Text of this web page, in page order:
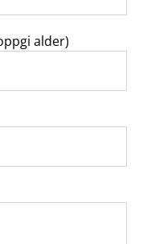
alder)